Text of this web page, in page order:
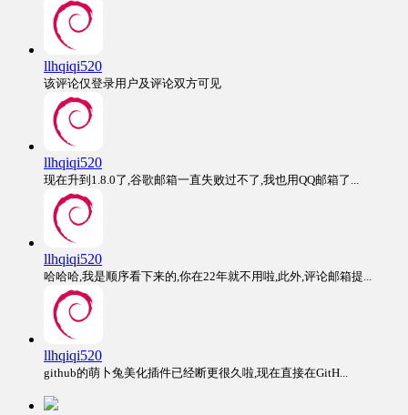
llhqiqi520
该评论仅登录用户及评论双方可见
llhqiqi520
现在升到1.8.0了,谷歌邮箱一直失败过不了,我也用QQ邮箱了...
llhqiqi520
哈哈哈,我是顺序看下来的,你在22年就不用啦,此外,评论邮箱提...
llhqiqi520
github的萌卜兔美化插件已经断更很久啦,现在直接在GitH...